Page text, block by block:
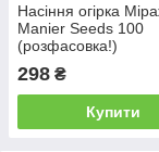
Насіння огірка
Manier Seeds 100
(розфасовка!)
298 ₴
Купити